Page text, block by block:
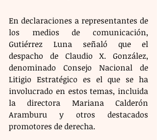
En declaraciones a representantes de
los medios de comunicación,
Gutiérrez Luna señaló que el
despacho de Claudio X. González,
denominado Consejo Nacional de
Litigio Estratégico es el que se ha
involucrado en estos temas, incluida
la directora Mariana Calderón
Aramburu y otros destacados
promotores de derecha.